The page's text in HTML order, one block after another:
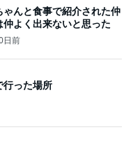
んと食事で紹介された仲
よく出来ないと思った
日前
行った場所